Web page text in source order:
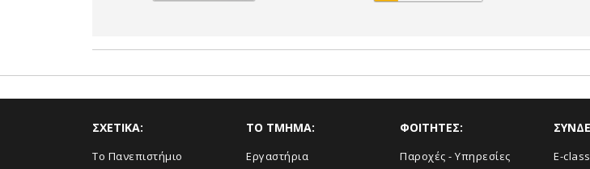
ΣΧΕΤΙΚΑ:
Το Πανεπιστήμιο
TO TMHMA:
Εργαστήρια
ΦΟΙΤΗΤΕΣ:
Παροχές - Υπηρεσίες E-class